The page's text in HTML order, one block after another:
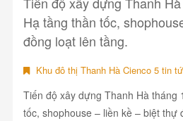
Hạ tầng thần tốc,
đồng loạt lên tầng.
Khu đô thị Thanh Hà Cienco 5 tin
Tiến độ xây dựng Thanh Hà tháng
tốc, shophouse – liền kề – biệt thự